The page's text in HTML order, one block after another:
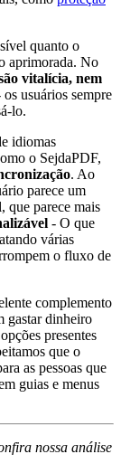
quanto o
aprimorada. No
vitalícia, nem
os usuários sempre
lo.
idiomas
o SejdaPDF,
. Ao
parece um
que parece mais
- O que
várias
o fluxo de
complemento
gastar dinheiro
presentes
que o
as pessoas que
guias e menus
nossa análise